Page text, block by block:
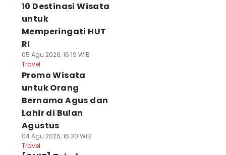
10 Destinasi Wisata
untuk
Memperingati HUT
RI
05 Agu 2026, 16:19 WIB
Travel
Promo Wisata
untuk Orang
Bernama Agus dan
Lahir di Bulan
Agustus
04 Agu 2026, 16:30 WIB
Travel